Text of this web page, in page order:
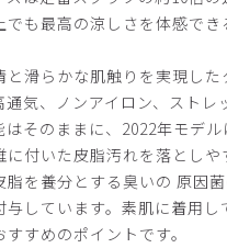
も最高の涼しさを体感でき
滑らかな肌触りを実現した
気、ノンアイロン、ストレ
そのままに、2022年モデル
付いた皮脂汚れを落としや
脂を養分とする臭いの 原因
しています。素肌に着用し
すめのポイントです。